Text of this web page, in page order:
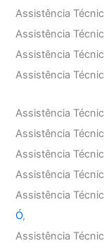
Assistência
Assistência
Assistência
Assistência
Assistência
Assistência
Assistência
Assistência
Assistência
Ó,
Assistência